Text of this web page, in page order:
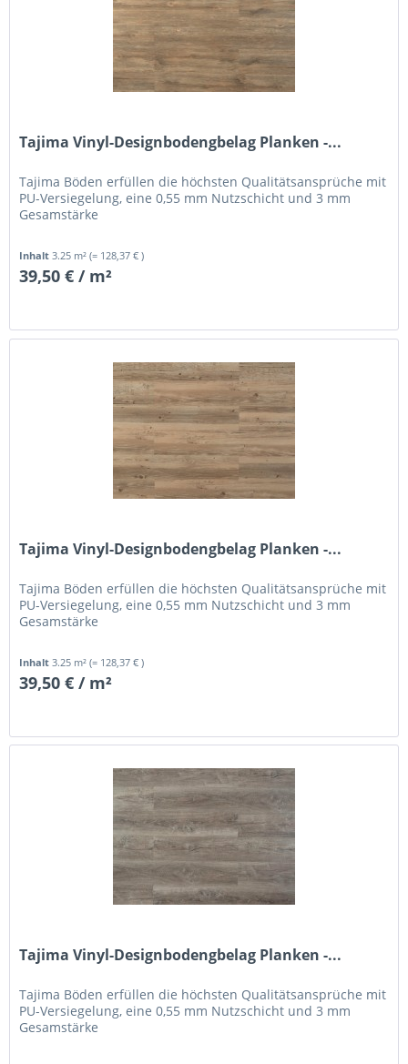
Tajima Vinyl-Designbodengbelag Planken -...
Tajima Böden erfüllen die höchsten Qualitätsansprüche mit
PU-Versiegelung, eine 0,55 mm Nutzschicht und 3 mm
Gesamstärke
Inhalt 3.25 m²(= 128,37 € )
39,50 € / m²
Tajima Vinyl-Designbodengbelag Planken -...
Tajima Böden erfüllen die höchsten Qualitätsansprüche mit
PU-Versiegelung, eine 0,55 mm Nutzschicht und 3 mm
Gesamstärke
Inhalt 3.25 m²(= 128,37 € )
39,50 € / m²
Tajima Vinyl-Designbodengbelag Planken -...
Tajima Böden erfüllen die höchsten Qualitätsansprüche mit
PU-Versiegelung, eine 0,55 mm Nutzschicht und 3 mm
Gesamstärke